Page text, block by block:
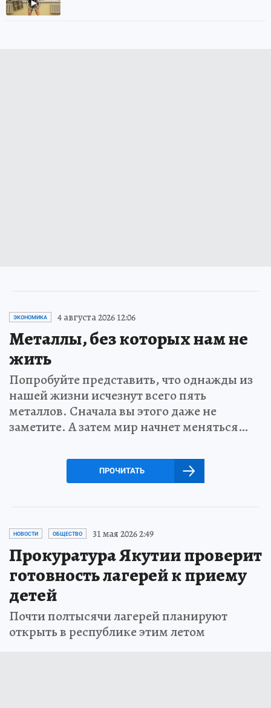
ЭКОНОМИКА 4 августа 2026 12:06
Металлы, без которых нам не
жить
Попробуйте представить, что однажды из
нашей жизни исчезнут всего пять
металлов. Сначала вы этого даже не
заметите. А затем мир начнет меняться…
ПРОЧИТАТЬ
НОВОСТИ ОБЩЕСТВО 31 мая 2026 2:49
Прокуратура Якутии проверит
готовность лагерей к приему
детей
Почти полтысячи лагерей планируют
открыть в республике этим летом